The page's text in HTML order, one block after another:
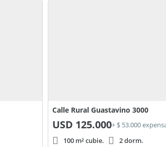
Calle Rural Guastavino 3000
USD 125.000+ $ 53.000
100 m² cubie.
2 dorm.